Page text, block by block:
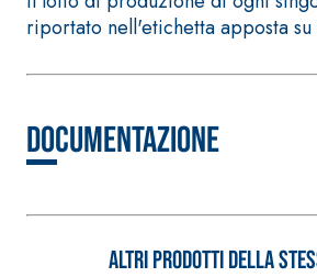
riportato nell'etichetta apposta su
Documentazione
Altri prodotti della
COLLANTI E RASANTI
Collante-rasante
calce idraulica naturale